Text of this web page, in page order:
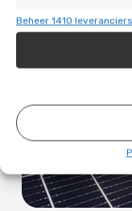
Beheer 1410 leveranciers